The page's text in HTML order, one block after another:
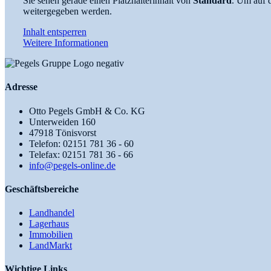
weitergegeben werden.
Inhalt entsperren
Weitere Informationen
Adresse
Otto Pegels GmbH & Co. KG
Unterweiden 160
47918 Tönisvorst
Telefon: 02151 781 36 - 60
Telefax: 02151 781 36 - 66
info@pegels-online.de
Geschäftsbereiche
Landhandel
Lagerhaus
Immobilien
LandMarkt